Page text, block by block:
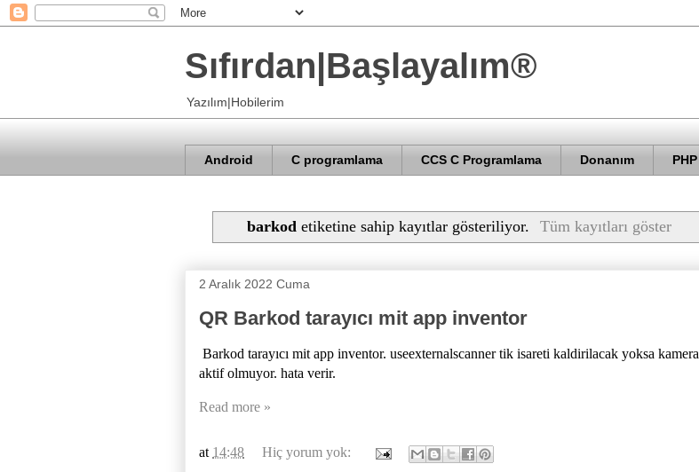
Sıfırdan|Başlayalım®
Yazılım|Hobilerim
Android C programlama CCS C Programlama Donanım PHP
barkodetiketine sahip kayıtlar gösteriliyor. Tüm kayıtları göster
2 Aralık 2022 Cuma
QR Barkod tarayıcı mit app inventor
Barkod tarayıcı mit app inventor. useexternalscanner tik isareti kaldirilacak yoksa kamera
aktif olmuyor. hata verir.
Read more »
at 14:48
Hiç yorum yok: